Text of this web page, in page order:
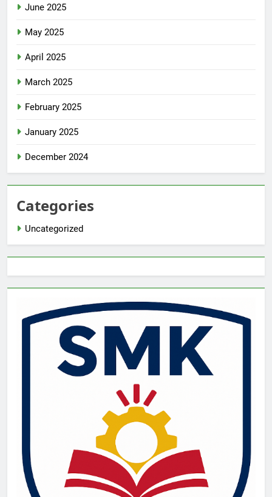
June 2025
May 2025
April 2025
March 2025
February 2025
January 2025
December 2024
Categories
Uncategorized